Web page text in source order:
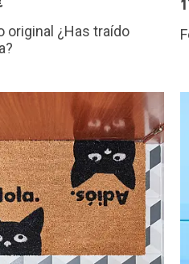
original ¿Has traído